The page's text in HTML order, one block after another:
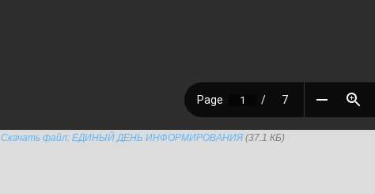
Скачать файл: ЕДИНЫЙ ДЕНЬ ИНФОРМИРОВАНИЯ (37.1 КБ)